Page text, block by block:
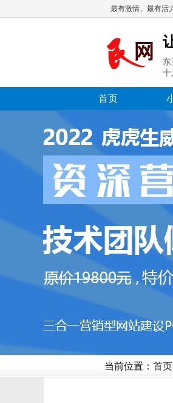
最有激情、最有活
十
首页
当前位置： 首页